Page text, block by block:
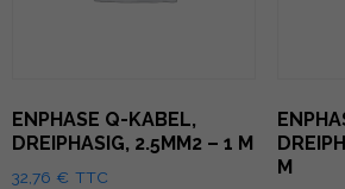
ENPHASE Q-KABEL,
DREIPHASIG, 2.5MM2 – 1 M
32,76 € TTC
M